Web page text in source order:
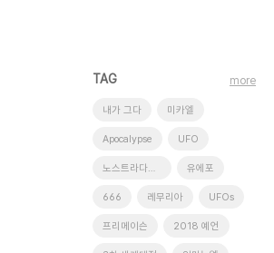
TAG
내가 그다 미카엘
Apocalypse UFO
노스트라다무스 유에포
666 레무리아 UFOs
프리메이슨 2018 예언
more